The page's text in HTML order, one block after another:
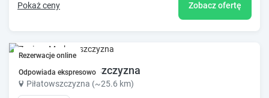
Pokaż ceny Zobacz ofertę
Rezerwacje online
Odpowiada ekspresowo
Zacisze Markowszczyzna
Piłatowszczyzna (~25.6 km)